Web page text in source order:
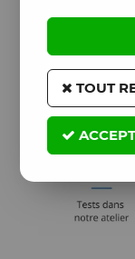
TOUT